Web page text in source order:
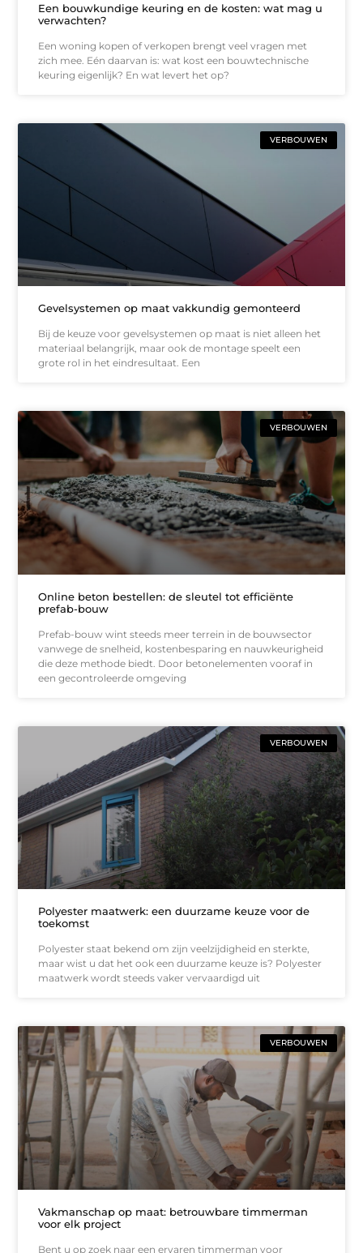
Een bouwkundige keuring en de kosten: wat mag u
verwachten?
Een woning kopen of verkopen brengt veel vragen met
zich mee. Eén daarvan is: wat kost een bouwtechnische
keuring eigenlijk? En wat levert het op?
VERBOUWEN
Gevelsystemen op maat vakkundig gemonteerd
Bij de keuze voor gevelsystemen op maat is niet alleen het
materiaal belangrijk, maar ook de montage speelt een
grote rol in het eindresultaat. Een
VERBOUWEN
Online beton bestellen: de sleutel tot efficiënte
prefab-bouw
Prefab-bouw wint steeds meer terrein in de bouwsector
vanwege de snelheid, kostenbesparing en nauwkeurigheid
die deze methode biedt. Door betonelementen vooraf in
een gecontroleerde omgeving
VERBOUWEN
Polyester maatwerk: een duurzame keuze voor de
toekomst
Polyester staat bekend om zijn veelzijdigheid en sterkte,
maar wist u dat het ook een duurzame keuze is? Polyester
maatwerk wordt steeds vaker vervaardigd uit
VERBOUWEN
Vakmanschap op maat: betrouwbare timmerman
voor elk project
Bent u op zoek naar een ervaren timmerman voor